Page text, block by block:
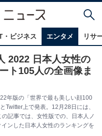
・ビジネス エンタメ リサ
2022 日本人女性の
ト105人の全画像ま
年版の「世界で最も美しい顔100
Twitter上で発表。12月28日には、
記事では、女性版での、日本人ノ
ンした日本人女性のランキングを